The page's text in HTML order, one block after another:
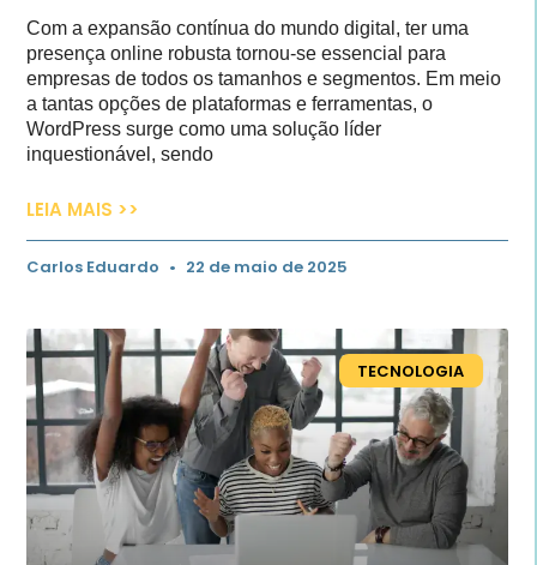
Com a expansão contínua do mundo digital, ter uma
presença online robusta tornou-se essencial para
empresas de todos os tamanhos e segmentos. Em meio
a tantas opções de plataformas e ferramentas, o
WordPress surge como uma solução líder
inquestionável, sendo
LEIA MAIS >>
Carlos Eduardo 22 de maio de 2025
TECNOLOGIA